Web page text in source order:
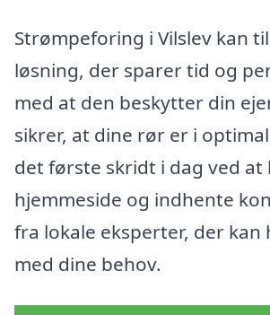
Strømpeforing i Vilslev kan
løsning, der sparer tid og
med at den beskytter din
sikrer, at dine rør er i
det første skridt i dag ved at
hjemmeside og indhente
fra lokale eksperter, der kan
med dine behov.